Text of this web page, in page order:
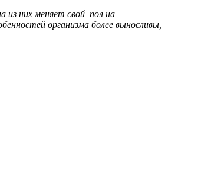
из них меняет свой пол на
организма более выносливы,